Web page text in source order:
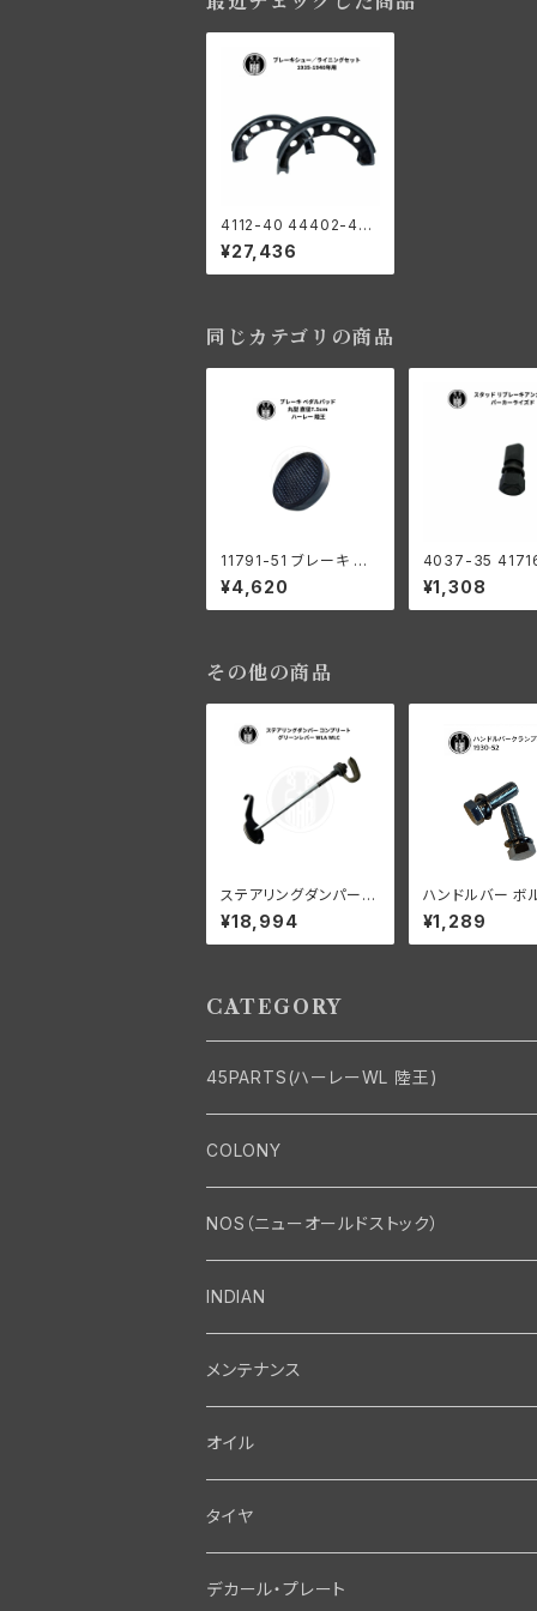
4112-40 44402-40
ブレーキシュー/ライニ
ングセット 2点セット リ
ア/1935-40年 RL WL
¥27,436
同じカテゴリの商品
11791-51 ブレーキ ペ
ダルパッド 丸型 直径7.
5cm ハーレーダビッド
ソン 陸王 日本製
¥4,620
4037-35
スタッド リアブ
ーム アンカー用
ワッシャー付き
¥1,308
その他の商品
ステアリングダンパー
コンプリート グリーンレ
バー ハーレーダビッド
ソン WLA WLC
¥18,994
ハンドルバー ボ
個入 1930-52
¥1,289
CATEGORY
45PARTS(ハーレーWL 陸王)
エンジン
エンジン・シリンダーヘッド
バルブ・タペット関係
マフラー・インテーク・キャブレター
マフラー関係
インテーク・キャブレター関係
エレクトリカル
ジェネレーター関係
ディストリビューター関係
駆動系
ドライブチェーン関係
スプロケット・ベルトドライブキット
フロントフォーク・フレーム
フロントフォーク関係
ソフテイル用 New Springer Fork
シート・サドルバッグ
シートポスト関係
ハンドルバー・タンク・フェンダー
COLONY
Bolt・Nut
Nut
Screw
Front End・Rear End
Wheel-Brake
Fork-Shockabsorber
Motor
Motor
Carbrator
Transmission・Primary
Transmission-Shifter
Primary-clutch-Kickstarter
Gastank・Oiltank
Oilline
Electrical
NOS（ニューオールドストック）
INDIAN
メンテナンス
オイル
タイヤ
デカール・プレート